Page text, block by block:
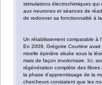
stimulations électrochimiques
aux neurones et séances de
de redonner sa fonctionnalité à
Un rétablissement comparable à
En 2009, Grégoire Courtine
moelle épinière située sous la
mais de façon involontaire. Ici,
régénération complète des
la phase d’apprentissage de la
chercheurs constatent que les